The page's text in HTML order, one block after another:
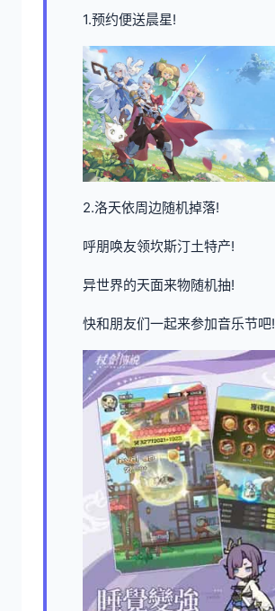
1.预约便送晨星!
2.洛天依周边随机掉落!
呼朋唤友领坎斯汀土特产!
异世界的天面来物随机抽!
快和朋友们一起来参加音乐节吧!